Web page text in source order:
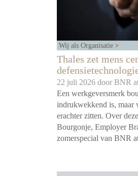
Wij als Organisatie
Thales zet mens
22 juli 2026 door BNR
Een werkgeversmerk
indrukwekkend is, maar
erachter zitten. Over
Bourgonje, Employer
zomerspecial van BNR